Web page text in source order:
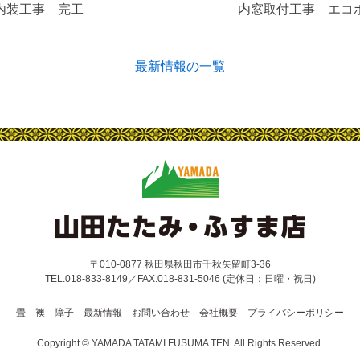
装工事 完工 内窓取付工事 エコ
最新情報の一覧
〒010-0877 秋田県秋田市千秋矢留町3-36
TEL.018-833-8149／FAX.018-831-5046 (定休日：日曜・祝日)
畳 襖 障子 最新情報 お問い合わせ 会社概要 プライバシーポリシー
Copyright © YAMADA TATAMI FUSUMA TEN. All Rights Reserved.